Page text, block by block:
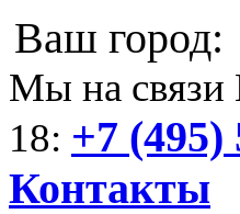
Ваш город:
Мы на связи
18: +7 (495)
Контакты